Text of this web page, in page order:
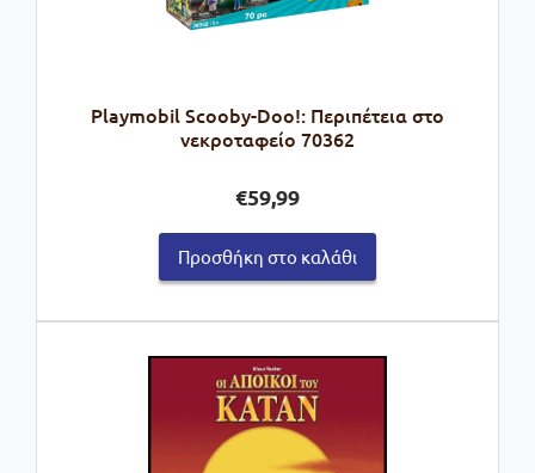
Playmobil Scooby-Doo!: Περιπέτεια στο
νεκροταφείο 70362
€59,99
Προσθήκη στο καλάθι